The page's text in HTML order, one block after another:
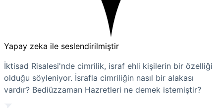
Yapay zeka ile seslendirilmiştir
İktisad Risalesi'nde cimrilik, israf ehli kişilerin bir özelliği
olduğu söyleniyor. İsrafla cimriliğin nasıl bir alakası
vardır? Bediüzzaman Hazretleri ne demek istemiştir?